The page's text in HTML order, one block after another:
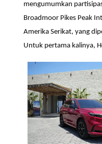
mengumumkan
Broadmoor Pikes Peak
Amerika Serikat, yang
Untuk pertama kalinya,